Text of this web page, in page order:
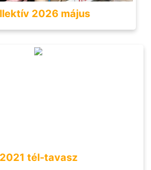
2026 május
2021 tél-tavasz